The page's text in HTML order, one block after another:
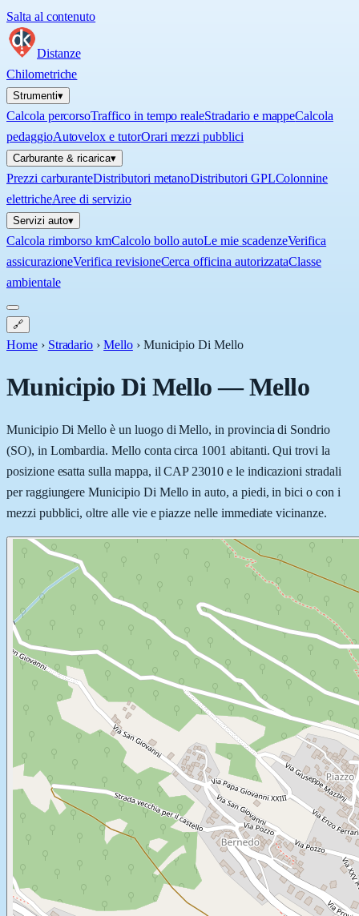
Salta al contenuto
Distanze
Chilometriche
Strumenti▾
Calcola percorsoTraffico in tempo realeStradario e mappeCalcola
pedaggioAutovelox e tutorOrari mezzi pubblici
Carburante & ricarica▾
Prezzi carburanteDistributori metanoDistributori GPLColonnine
elettricheAree di servizio
Servizi auto▾
Calcola rimborso kmCalcolo bollo autoLe mie scadenzeVerifica
assicurazioneVerifica revisioneCerca officina autorizzataClasse
ambientale
🔗
Home › Stradario › Mello › Municipio Di Mello
Municipio Di Mello—Mello
Municipio Di Mello è un luogo di Mello, in provincia di Sondrio
(SO), in Lombardia. Mello conta circa 1001 abitanti. Qui trovi la
posizione esatta sulla mappa, il CAP 23010 e le indicazioni stradali
per raggiungere Municipio Di Mello in auto, a piedi, in bici o con i
mezzi pubblici, oltre alle vie e piazze nelle immediate vicinanze.